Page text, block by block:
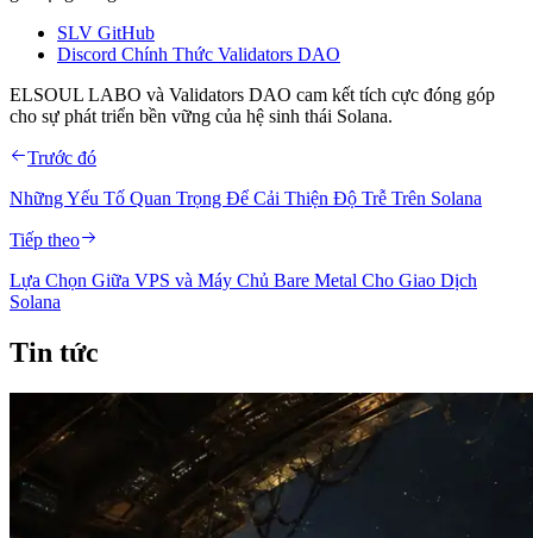
SLV GitHub
Discord Chính Thức Validators DAO
ELSOUL LABO và Validators DAO cam kết tích cực đóng góp
cho sự phát triển bền vững của hệ sinh thái Solana.
Trước đó
Những Yếu Tố Quan Trọng Để Cải Thiện Độ Trễ Trên Solana
Tiếp theo
Lựa Chọn Giữa VPS và Máy Chủ Bare Metal Cho Giao Dịch
Solana
Tin tức